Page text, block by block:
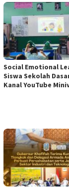
Social Emotional
Siswa Sekolah
Kanal YouTube